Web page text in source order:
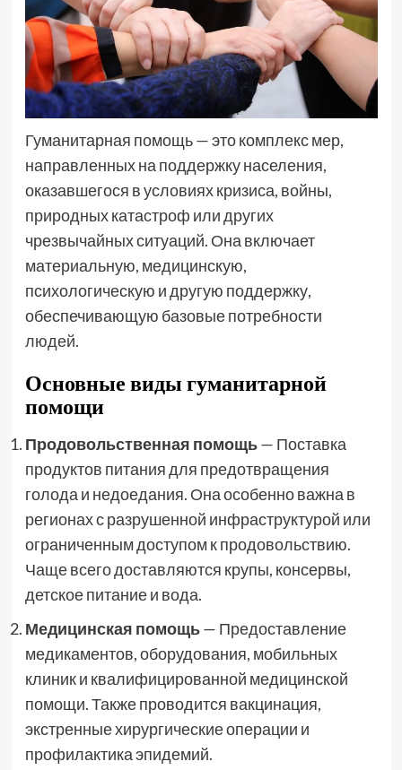
Гуманитарная помощь — это комплекс мер,
направленных на поддержку населения,
оказавшегося в условиях кризиса, войны,
природных катастроф или других
чрезвычайных ситуаций. Она включает
материальную, медицинскую,
психологическую и другую поддержку,
обеспечивающую базовые потребности
людей.
Основные виды гуманитарной
помощи
Продовольственная помощь— Поставка
продуктов питания для предотвращения
голода и недоедания. Она особенно важна в
регионах с разрушенной инфраструктурой или
ограниченным доступом к продовольствию.
Чаще всего доставляются крупы, консервы,
детское питание и вода.
Медицинская помощь— Предоставление
медикаментов, оборудования, мобильных
клиник и квалифицированной медицинской
помощи. Также проводится вакцинация,
экстренные хирургические операции и
профилактика эпидемий.